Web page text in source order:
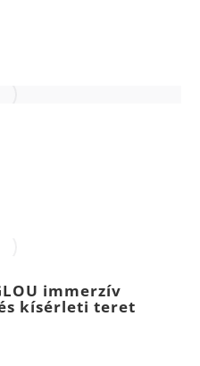
immerzív
kísérleti teret